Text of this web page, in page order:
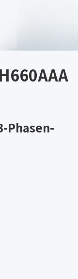
Phasen-